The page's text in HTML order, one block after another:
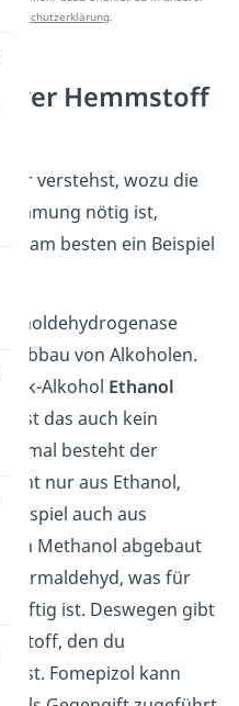
Datenschutzerklärung.
Hemmstoff
verstehst, wozu die
nötig ist,
am besten ein Beispiel
Abbau von Alkoholen.
Alkohol Ethanol
ist das auch kein
besteht der
nur aus Ethanol,
Beispiel auch aus
Methanol abgebaut
Formaldehyd, was für
giftig ist. Deswegen gibt
den du
Fomepizol kann